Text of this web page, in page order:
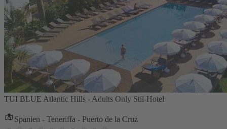
TUI BLUE Atlantic Hills - Adults Only Stil-Hotel
Spanien - Teneriffa - Puerto de la Cruz